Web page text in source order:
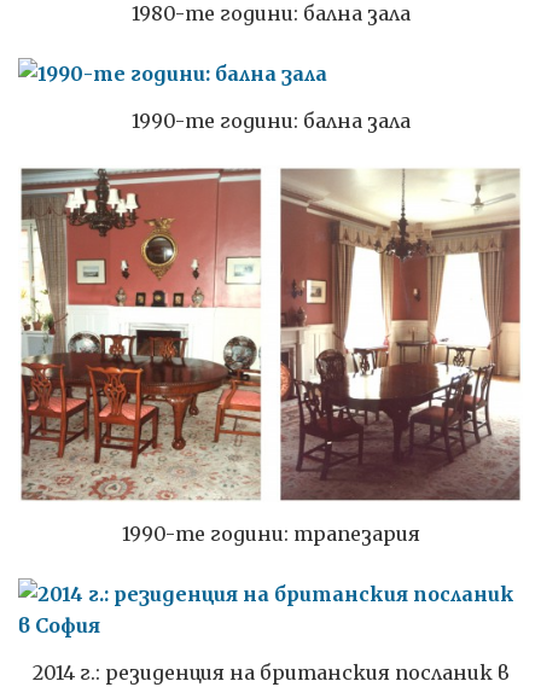
1980-те години: бална зала
1990-те години: бална зала
1990-те години: трапезария
2014 г.: резиденция на британския посланик в